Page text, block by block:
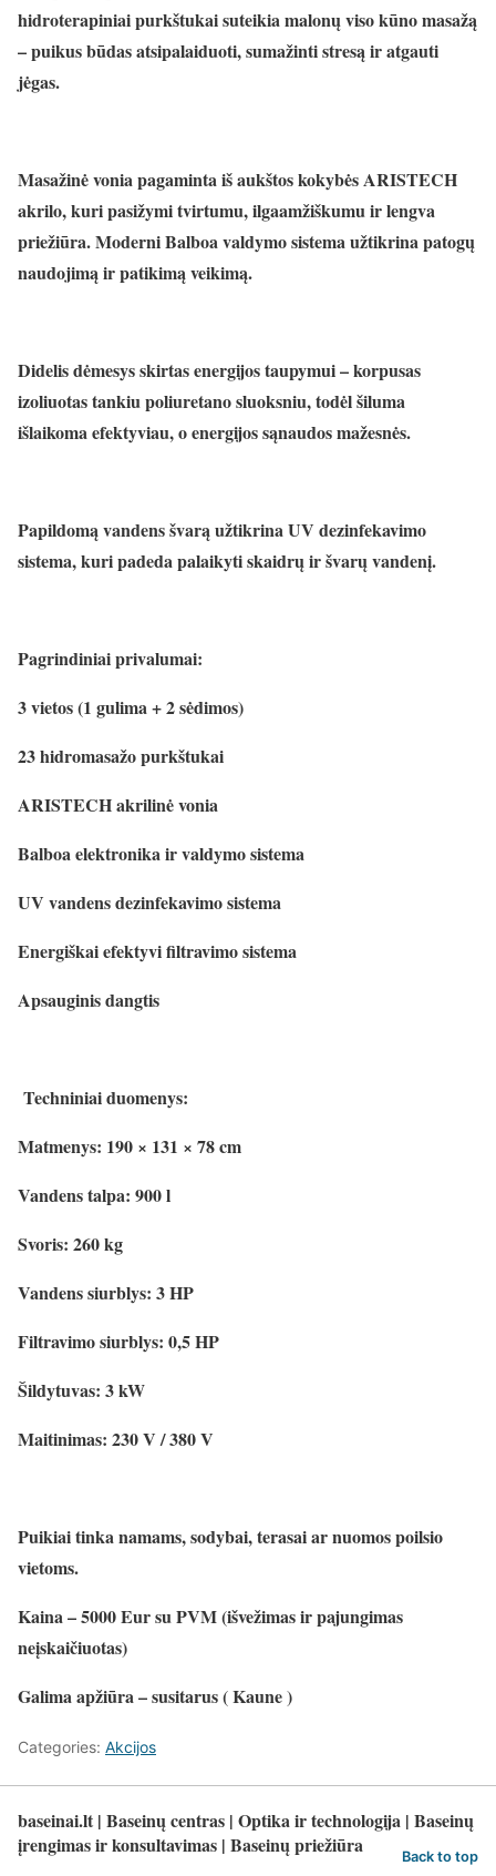
hidroterapiniai purkštukai suteikia malonų viso kūno masažą
– puikus būdas atsipalaiduoti, sumažinti stresą ir atgauti
jėgas.
Masažinė vonia pagaminta iš aukštos kokybės ARISTECH
akrilo, kuri pasižymi tvirtumu, ilgaamžiškumu ir lengva
priežiūra. Moderni Balboa valdymo sistema užtikrina patogų
naudojimą ir patikimą veikimą.
Didelis dėmesys skirtas energijos taupymui – korpusas
izoliuotas tankiu poliuretano sluoksniu, todėl šiluma
išlaikoma efektyviau, o energijos sąnaudos mažesnės.
Papildomą vandens švarą užtikrina UV dezinfekavimo
sistema, kuri padeda palaikyti skaidrų ir švarų vandenį.
Pagrindiniai privalumai:
3 vietos (1 gulima + 2 sėdimos)
23 hidromasažo purkštukai
ARISTECH akrilinė vonia
Balboa elektronika ir valdymo sistema
UV vandens dezinfekavimo sistema
Energiškai efektyvi filtravimo sistema
Apsauginis dangtis
Techniniai duomenys:
Matmenys: 190 × 131 × 78 cm
Vandens talpa: 900 l
Svoris: 260 kg
Vandens siurblys: 3 HP
Filtravimo siurblys: 0,5 HP
Šildytuvas: 3 kW
Maitinimas: 230 V / 380 V
Puikiai tinka namams, sodybai, terasai ar nuomos poilsio
vietoms.
Kaina – 5000 Eur su PVM (išvežimas ir pajungimas
neįskaičiuotas)
Galima apžiūra – susitarus ( Kaune )
Categories: Akcijos
baseinai.lt | Baseinų centras | Optika ir technologija | Baseinų
įrengimas ir konsultavimas | Baseinų priežiūra
Back to top